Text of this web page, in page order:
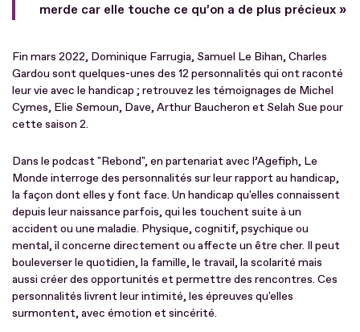
merde car elle touche ce qu’on a de plus précieux »
Fin mars 2022, Dominique Farrugia, Samuel Le Bihan, Charles
Gardou sont quelques-unes des 12 personnalités qui ont raconté
leur vie avec le handicap ; retrouvez les témoignages de Michel
Cymes, Elie Semoun, Dave, Arthur Baucheron et Selah Sue pour
cette saison 2.
Dans le podcast "Rebond", en partenariat avec l’Agefiph, Le
Monde interroge des personnalités sur leur rapport au handicap,
la façon dont elles y font face. Un handicap qu'elles connaissent
depuis leur naissance parfois, qui les touchent suite à un
accident ou une maladie. Physique, cognitif, psychique ou
mental, il concerne directement ou affecte un être cher. Il peut
bouleverser le quotidien, la famille, le travail, la scolarité mais
aussi créer des opportunités et permettre des rencontres. Ces
personnalités livrent leur intimité, les épreuves qu'elles
surmontent, avec émotion et sincérité.